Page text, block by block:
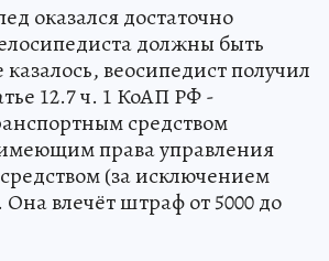
оказался достаточно
должны быть
веосипедист получил
12.7 ч. 1 КоАП РФ -
средством
права управления
(за исключением
влечёт штраф от 5000 до